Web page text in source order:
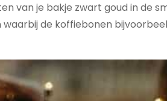
van je bakje zwart goud in de
de koffiebonen